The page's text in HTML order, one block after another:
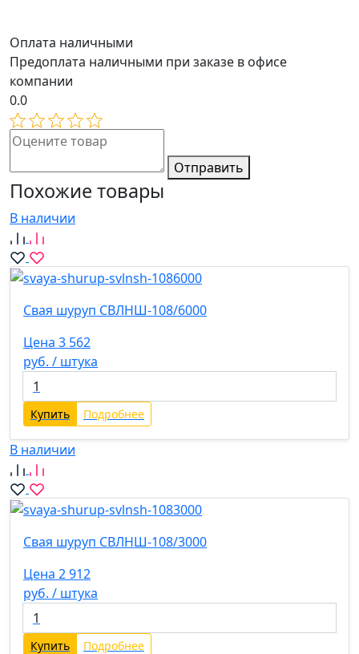
Оплата наличными
Предоплата наличными при заказе в офисе
компании
0.0
Отправить
Похожие товары
В наличии
Свая шуруп СВЛНШ-108/6000
Цена 3 562
руб. / штука
Купить Подробнее
В наличии
Свая шуруп СВЛНШ-108/3000
Цена 2 912
руб. / штука
Купить Подробнее